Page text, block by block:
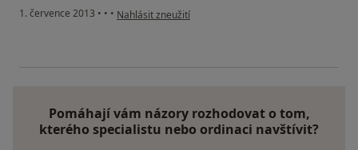
1. července 2013 • • • podle názoru uživatele Váš účet byl odstraněn
Nahlásit zneužití
Pomáhají vám názory rozhodovat o tom,
kterého specialistu nebo ordinaci navštívit?